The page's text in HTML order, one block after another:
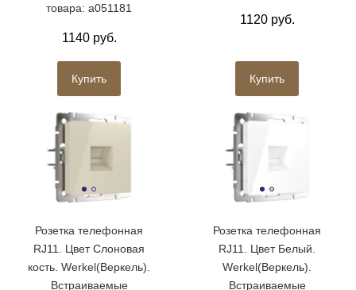
товара: a051181
1140 руб.
Купить
1120 руб.
Купить
Розетка телефонная
RJ11. Цвет Слоновая
кость. Werkel(Веркель).
Встраиваемые
Розетка телефонная
RJ11. Цвет Белый.
Werkel(Веркель).
Встраиваемые